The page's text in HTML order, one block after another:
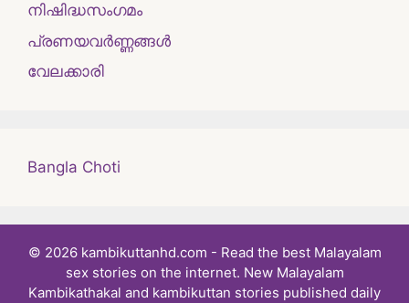
നിഷിദ്ധസംഗമം
പ്രണയവർണ്ണങ്ങൾ
വേലക്കാരി
Bangla Choti
© 2026 kambikuttanhd.com - Read the best Malayalam
sex stories on the internet. New Malayalam
Kambikathakal and kambikuttan stories published daily